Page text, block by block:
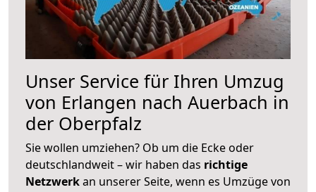
Unser Service für Ihren Umzug
von Erlangen nach Auerbach in
der Oberpfalz
Sie wollen umziehen? Ob um die Ecke oder
deutschlandweit – wir haben das richtige
Netzwerkan unserer Seite, wenn es Umzüge von